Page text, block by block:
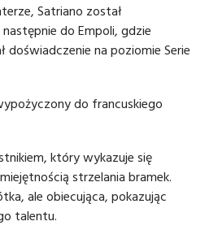
Satriano został
do Empoli, gdzie
doświadczenie na poziomie Serie
do francuskiego
który wykazuje się
strzelania bramek.
ale obiecująca, pokazując
talentu.